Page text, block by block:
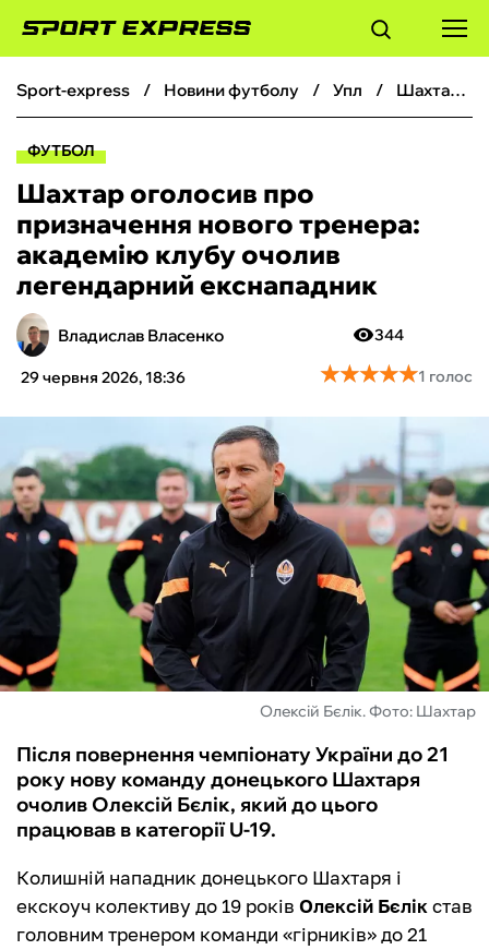
ФУТБОЛ
БОКС
ХОКЕЙ
ТЕНІС
КІБЕРСПОРТ
ЧС-2026
ФУТЗАЛ
ІНШІ
БУКМЕКЕРИ
sport-express новини футболу упл Шахтар оголосив про призначення нового тренера: академію клубу очолив легендарний екснападник
ФУТБОЛ
Шахтар оголосив про
призначення нового тренера:
академію клубу очолив
легендарний екснападник
Владислав Власенко
29 червня 2026, 18:36
344
★★★★★
★★★★★1 голос
Олексій Бєлік. Фото: Шахтар
Після повернення чемпіонату України до 21
року нову команду донецького Шахтаря
очолив Олексій Бєлік, який до цього
працював в категорії U-19.
Колишній нападник донецького Шахтаря і
екскоуч колективу до 19 років Олексій Бєлікстав
головним тренером команди «гірників» до 21